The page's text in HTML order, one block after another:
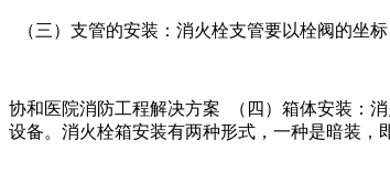
（三）支管的安装：消火栓支管要以栓阀的坐
协和医院消防工程解决方案 （四）箱体安装：
设备。消火栓箱安装有两种形式，一种是暗装，